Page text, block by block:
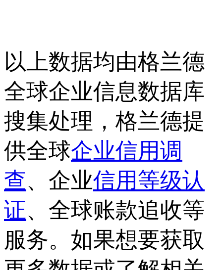
以上数据均由格兰德
全球企业信息数据库
搜集处理，格兰德提
供全球企业信用调
查、企业信用等级认
证、全球账款追收等
服务。如果想要获取